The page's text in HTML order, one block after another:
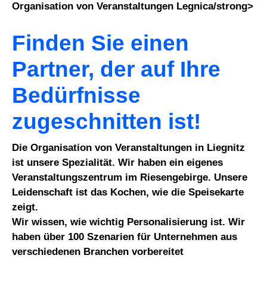
Organisation von Veranstaltungen Legnica/strong>
Finden Sie einen
Partner, der auf Ihre
Bedürfnisse
zugeschnitten ist!
Die Organisation von Veranstaltungen in Liegnitz
ist unsere Spezialität. Wir haben ein eigenes
Veranstaltungszentrum im Riesengebirge. Unsere
Leidenschaft ist das Kochen, wie die Speisekarte
zeigt.
Wir wissen, wie wichtig Personalisierung ist. Wir
haben über 100 Szenarien für Unternehmen aus
verschiedenen Branchen vorbereitet